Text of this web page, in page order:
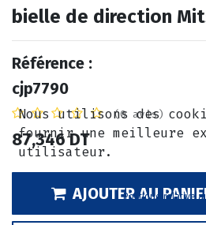
bielle de direction
Référence :
cjp7790
(0 avis)
87,346DT
AJOUTER AU
Nous utilisons des
fournir une meilleure
utilisateur.
Politique relative